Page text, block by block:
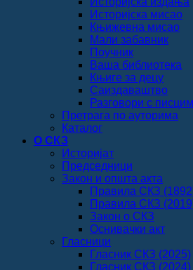
Историјска мисао
Књижевна мисао
Мали забавник
Поучник
Ваша библиотека
Књиге за децу
Саиздаваштво
Разговори с
Претрага по ауторима
Каталог
О СКЗ
Историјат
Председници
Закон и општа акта
Правила СКЗ
Правила СКЗ
Закон о СКЗ
Оснивачки акт
Гласници
Гласник СКЗ (2025)
Гласник СКЗ (2024)